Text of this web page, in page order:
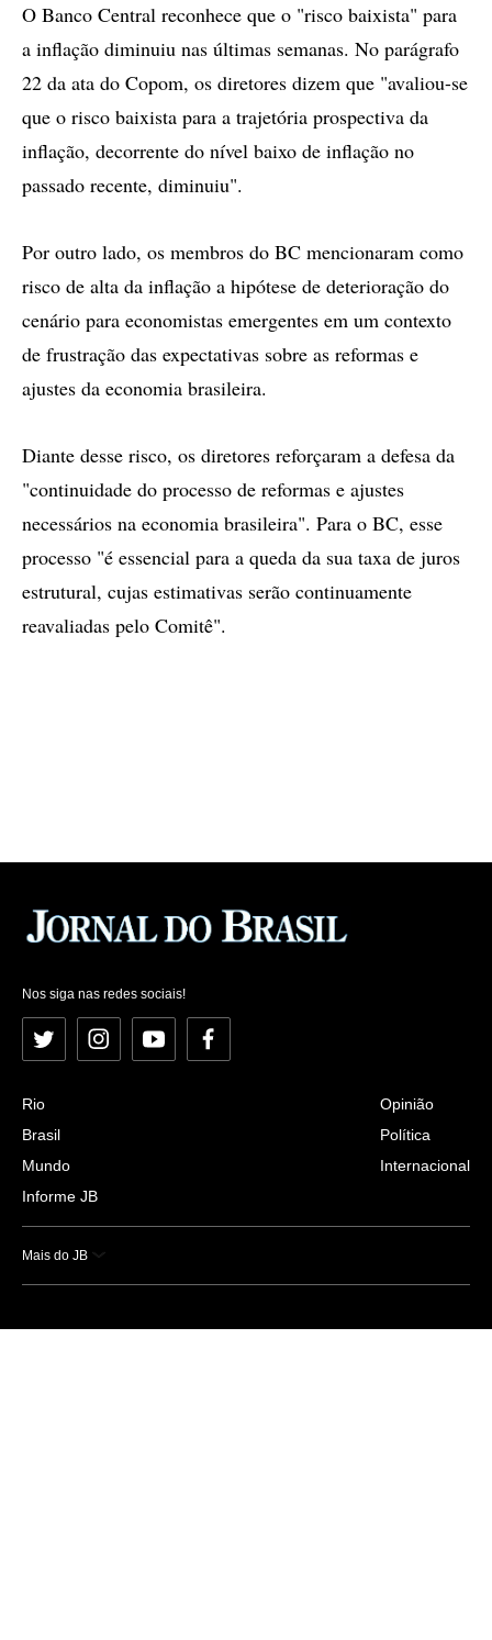
O Banco Central reconhece que o "risco baixista" para
a inflação diminuiu nas últimas semanas. No parágrafo
22 da ata do Copom, os diretores dizem que "avaliou-se
que o risco baixista para a trajetória prospectiva da
inflação, decorrente do nível baixo de inflação no
passado recente, diminuiu".
Por outro lado, os membros do BC mencionaram como
risco de alta da inflação a hipótese de deterioração do
cenário para economistas emergentes em um contexto
de frustração das expectativas sobre as reformas e
ajustes da economia brasileira.
Diante desse risco, os diretores reforçaram a defesa da
"continuidade do processo de reformas e ajustes
necessários na economia brasileira". Para o BC, esse
processo "é essencial para a queda da sua taxa de juros
estrutural, cujas estimativas serão continuamente
reavaliadas pelo Comitê".
Nos siga nas redes sociais!
Twitter InstagramYouTubeFacebook
Rio
Brasil
Mundo
Informe JB
Opinião
Política
Internacional
Mais do JB
Esportes